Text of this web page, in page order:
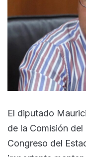
El diputado
de la Comisión
Congreso del